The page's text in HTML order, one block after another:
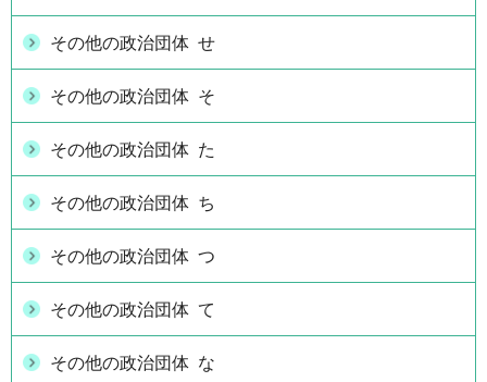
その他の政治団体 せ
その他の政治団体 そ
その他の政治団体 た
その他の政治団体 ち
その他の政治団体 つ
その他の政治団体 て
その他の政治団体 な